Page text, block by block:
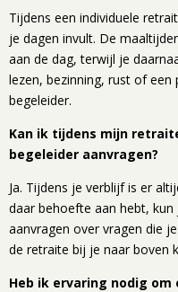
Tijdens een individuele
je dagen invult. De
aan de dag, terwijl je
lezen, bezinning, rust of
begeleider.
Kan ik tijdens mijn
begeleider aanvragen?
Ja. Tijdens je verblijf is er
daar behoefte aan hebt,
aanvragen over vragen die
de retraite bij je naar boven
Heb ik ervaring nodig